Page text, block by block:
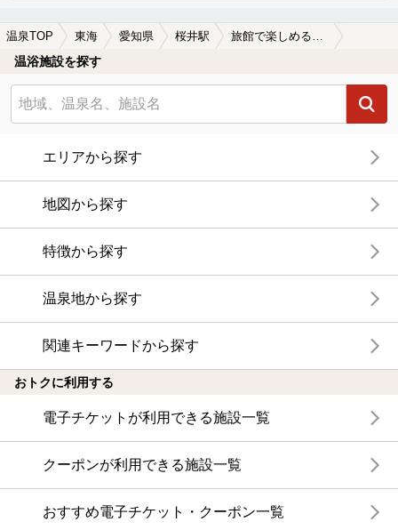
温泉TOP 東海 愛知県 桜井駅 旅館で楽しめる桜井駅近くの温泉、日帰り温泉、スーパー銭湯おすすめ
温浴施設を探す
エリアから探す
地図から探す
特徴から探す
温泉地から探す
関連キーワードから探す
おトクに利用する
電子チケットが利用できる施設一覧
クーポンが利用できる施設一覧
おすすめ電子チケット・クーポン一覧